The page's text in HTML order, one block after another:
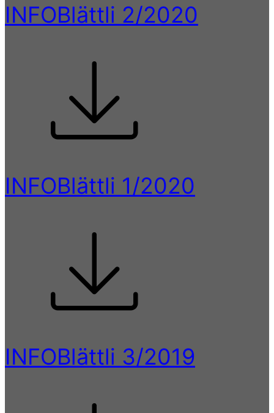
INFOBlättli 2/2020
INFOBlättli 1/2020
INFOBlättli 3/2019